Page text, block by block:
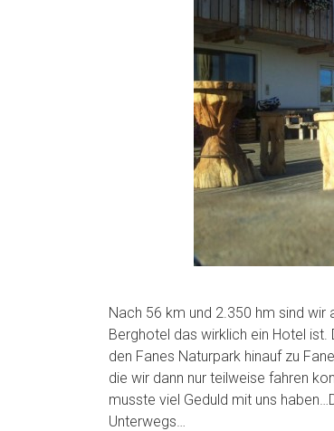
Nach 56 km und 2.350 hm sind
Berghotel das wirklich ein Hotel
den Fanes Naturpark hinauf zu
die wir dann nur teilweise fahren
musste viel Geduld mit uns
Unterwegs…